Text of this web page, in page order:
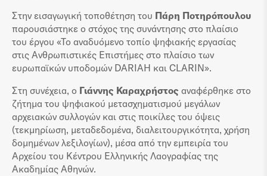
Στην εισαγωγική τοποθέτηση του Πάρη Ποτηρόπουλου
παρουσιάστηκε ο στόχος της συνάντησης στο πλαίσιο
του έργου «Το αναδυόμενο τοπίο ψηφιακής εργασίας
στις Ανθρωπιστικές Επιστήμες στο πλαίσιο των
ευρωπαϊκών υποδομών DARIAH και CLARIN».
Στη συνέχεια, ο Γιάννης Καραχρήστος αναφέρθηκε στο
ζήτημα του ψηφιακού μετασχηματισμού μεγάλων
αρχειακών συλλογών και στις ποικίλες του όψεις
(τεκμηρίωση, μεταδεδομένα, διαλειτουργικότητα, χρήση
δομημένων λεξιλογίων), μέσα από την εμπειρία του
Αρχείου του Κέντρου Ελληνικής Λαογραφίας της
Ακαδημίας Αθηνών.